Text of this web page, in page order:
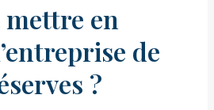
en
de
?